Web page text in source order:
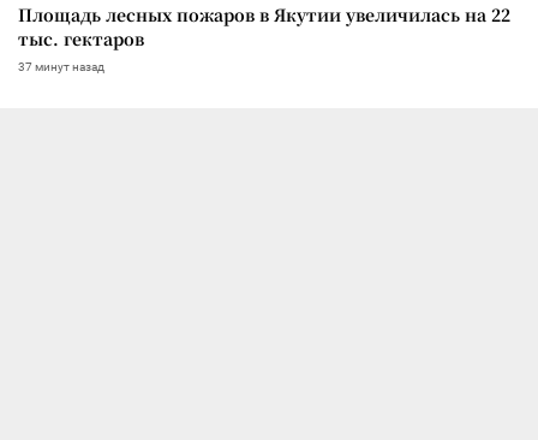
Площадь лесных пожаров в Якутии увеличилась на 22
тыс. гектаров
37 минут назад